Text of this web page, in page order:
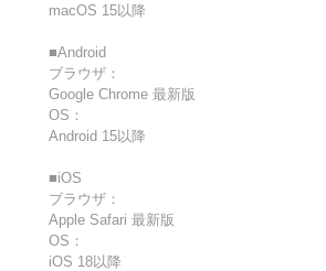
macOS 15以降
■Android
ブラウザ：
Google Chrome 最新版
OS：
Android 15以降
■iOS
ブラウザ：
Apple Safari 最新版
OS：
iOS 18以降